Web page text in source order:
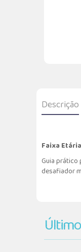
Descrição
Faixa
Guia prático
desafiador